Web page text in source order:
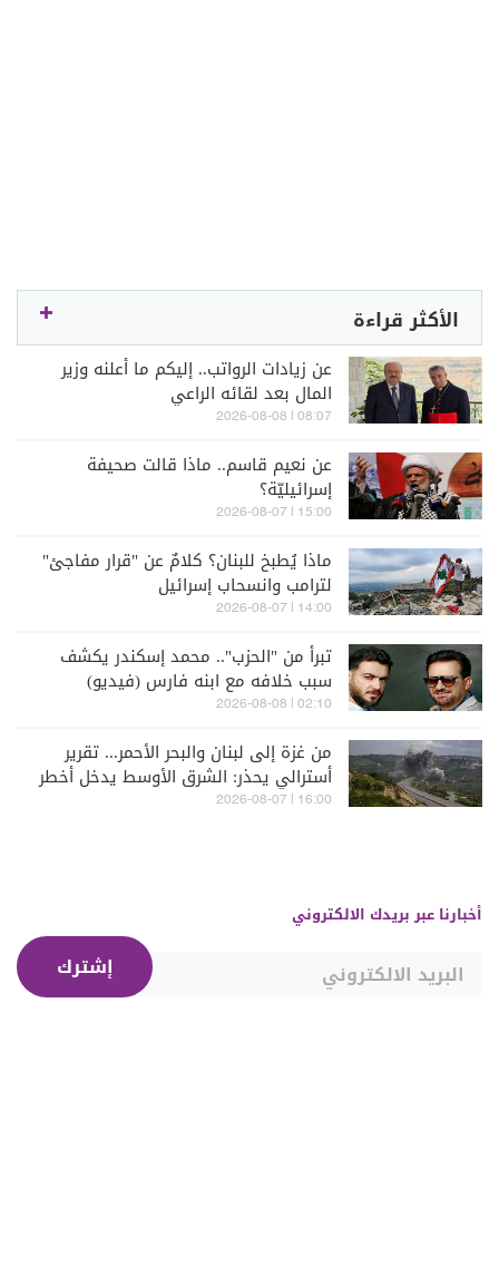
الأكثر قراءة
عن زيادات الرواتب.. إليكم ما أعلنه وزير
المال بعد لقائه الراعي
08:07 | 2026-08-08
عن نعيم قاسم.. ماذا قالت صحيفة
إسرائيليّة؟
15:00 | 2026-08-07
ماذا يُطبخ للبنان؟ كلامٌ عن "قرار مفاجئ"
لترامب وانسحاب إسرائيل
14:00 | 2026-08-07
تبرأ من "الحزب".. محمد إسكندر يكشف
سبب خلافه مع ابنه فارس (فيديو)
02:10 | 2026-08-08
من غزة إلى لبنان والبحر الأحمر... تقرير
أسترالي يحذر: الشرق الأوسط يدخل أخطر
مراحله
16:00 | 2026-08-07
أخبارنا عبر بريدك الالكتروني
إشترك